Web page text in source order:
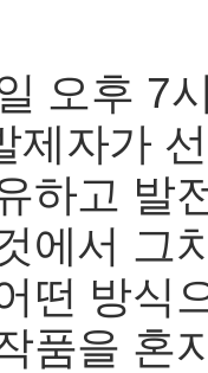
오후 7
제자가
하고 발
에서 그
떤 방식
품을 혼